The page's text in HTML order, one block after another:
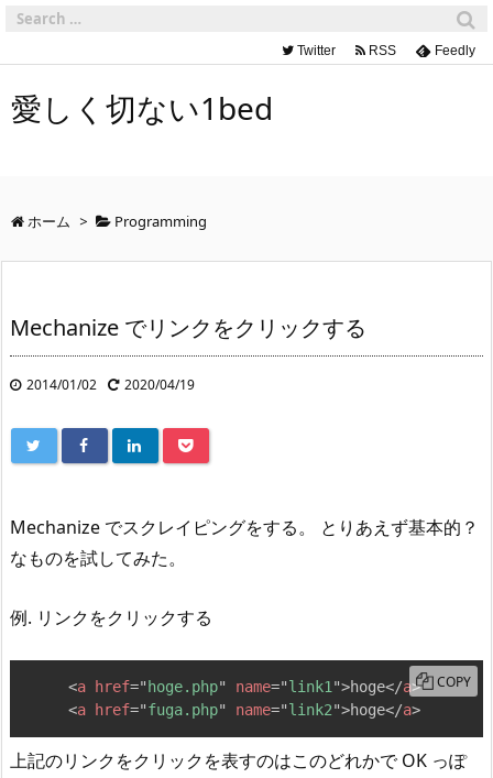
Twitter RSS Feedly
愛しく切ない1bed
ホーム > Programming
Mechanize でリンクをクリックする
2014/01/02 2020/04/19
Mechanize でスクレイピングをする。 とりあえず基本的？
なものを試してみた。
例. リンクをクリックする
<a href=" hoge.php" name="link1 ">hoge</a>
<a href="fuga.php" name="link2">hoge</a>
COPY
上記のリンクをクリックを表すのはこのどれかで OK っぽ